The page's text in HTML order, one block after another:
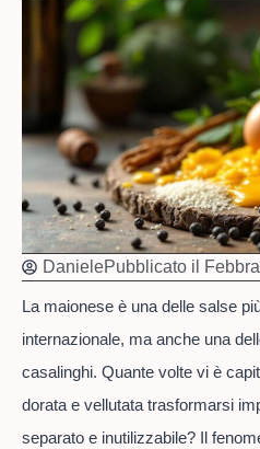
DanielePubblicato il
La maionese è una delle salse
internazionale, ma anche una
casalinghi. Quante volte vi è
dorata e vellutata trasformarsi
separato e inutilizzabile? Il